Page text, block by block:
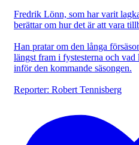
Fredrik Lönn, som har varit
berättar om hur det är att vara
Han pratar om den långa
längst fram i fystesterna och
inför den kommande säsongen.
Reporter: Robert Tennisberg